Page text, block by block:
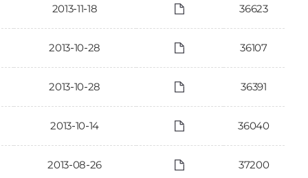
2013-11-18 36623
2013-10-28 36107
2013-10-28 36391
2013-10-14 36040
2013-08-26 37200